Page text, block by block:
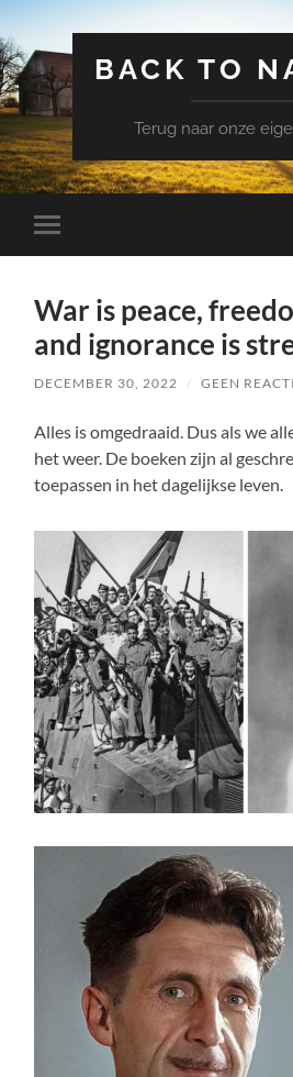
BACK TO
Terug naar onze
Schakel
naar
War is peace,
and ignorance is
DECEMBER 30, 2022 / GEEN
Alles is omgedraaid. Dus als we
het weer. De boeken zijn al
toepassen in het dagelijkse leven.